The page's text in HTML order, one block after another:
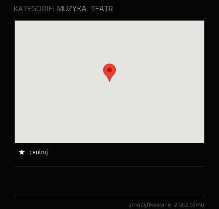
KATEGORIE: MUZYKA TEATR
centruj
zmodyfikowano 2 lata temu